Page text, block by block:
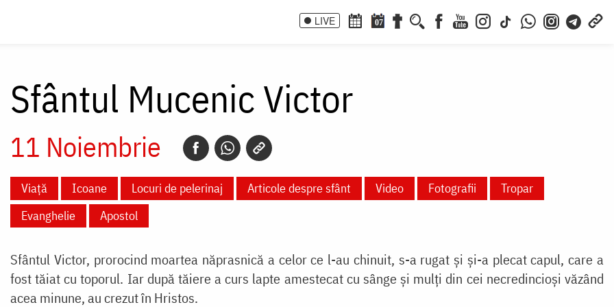
LIVE 07
Sfântul Mucenic Victor
11 Noiembrie
Viață Icoane Locuri de pelerinaj Articole despre sfânt Video Fotografii
Tropar
Evanghelie
Apostol
Sfântul Victor, prorocind moartea năprasnică a celor ce l-au chinuit, s-a rugat și și-a plecat capul, care a
fost tăiat cu toporul. Iar după tăiere a curs lapte amestecat cu sânge și mulți din cei necredincioși văzând
acea minune, au crezut în Hristos.